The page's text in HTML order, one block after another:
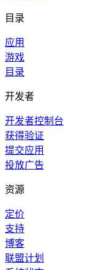
目录
应用
游戏
目录
开发者
开发者控制台
获得验证
提交应用
投放广告
资源
定价
支持
博客
联盟计划